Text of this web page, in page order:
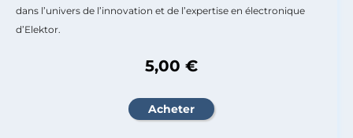
dans l’univers de l’innovation et de l’expertise en électronique
d’Elektor.
5,00 €